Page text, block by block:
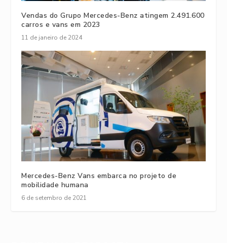
Vendas do Grupo Mercedes-Benz atingem 2.491.600
carros e vans em 2023
11 de janeiro de 2024
Mercedes-Benz Vans embarca no projeto de
mobilidade humana
6 de setembro de 2021